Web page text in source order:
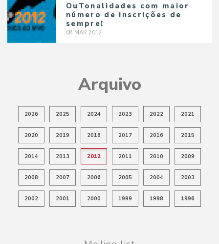
OuTonalidades com maior
número de inscrições de
sempre!
08 MAR 2012
Arquivo
2026 2025 2024 2023 2022 2021
2020 2019 2018 2017 2016 2015
2014 2013 2012 2011 2010 2009
2008 2007 2006 2005 2004 2003
2002 2001 2000 1999 1998 1996